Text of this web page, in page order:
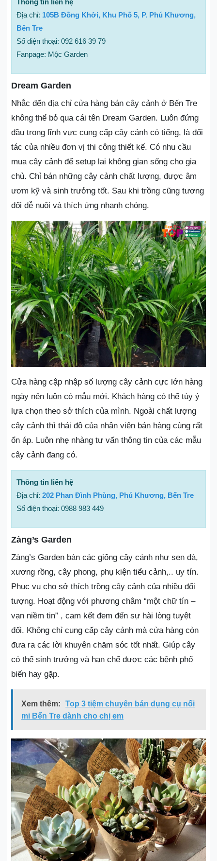
Địa chỉ: 105B Đồng Khởi, Khu Phố 5, P. Phú Khương,
Bến Tre
Số điện thoại: 092 616 39 79
Fanpage: Mộc Garden
Dream Garden
Nhắc đến địa chỉ cửa hàng bán cây cảnh ở Bến Tre
không thể bỏ qua cái tên Dream Garden. Luôn đứng
đầu trong lĩnh vực cung cấp cây cảnh có tiếng, là đối
tác của nhiều đơn vị thi công thiết kế. Có nhu cầu
mua cây cảnh để setup lại không gian sống cho gia
chủ. Chỉ bán những cây cảnh chất lượng, được âm
ươm kỹ và sinh trưởng tốt. Sau khi trồng cũng tương
đối dễ nuôi và thích ứng nhanh chóng.
Cửa hàng cập nhập số lượng cây cảnh cực lớn hàng
ngày nên luôn có mẫu mới. Khách hàng có thể tùy ý
lựa chọn theo sở thích của mình. Ngoài chất lượng
cây cảnh thì thái độ của nhân viên bán hàng cùng rất
ổn áp. Luôn nhẹ nhàng tư vấn thông tin của các mẫu
cây cảnh đang có.
Thông tin liên hệ
Địa chỉ: 202 Phan Đình Phùng, Phú Khương, Bến Tre
Số điện thoại: 0988 983 449
Zàng’s Garden
Zàng’s Garden bán các giống cây cảnh như sen đá,
xương rồng, cây phong, phụ kiện tiểu cảnh,.. uy tín.
Phục vụ cho sở thích trồng cây cảnh của nhiều đối
tượng. Hoạt động với phương châm “một chữ tín –
vạn niềm tin” , cam kết đem đến sự hài lòng tuyệt
đối. Không chỉ cung cấp cây cảnh mà cửa hàng còn
đưa ra các lời khuyên chăm sóc tốt nhất. Giúp cây
có thể sinh trưởng và hạn chế được các bệnh phổ
biến hay gặp.
Xem thêm:
Top 3 tiệm chuyên bán dụng cụ nối
mi Bến Tre dành cho chị em